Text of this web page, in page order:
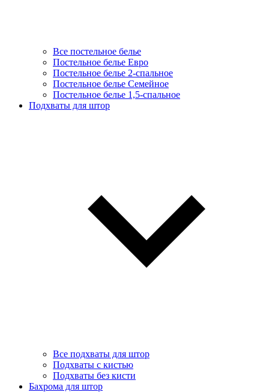
Все постельное белье
Постельное белье Евро
Постельное белье 2-спальное
Постельное белье Семейное
Постельное белье 1,5-спальное
Подхваты для штор
Все подхваты для штор
Подхваты с кистью
Подхваты без кисти
Бахрома для штор